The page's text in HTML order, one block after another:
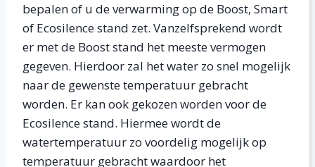
bepalen of u de verwarming op de Boost, Smart
of Ecosilence stand zet. Vanzelfsprekend wordt
er met de Boost stand het meeste vermogen
gegeven. Hierdoor zal het water zo snel mogelijk
naar de gewenste temperatuur gebracht
worden. Er kan ook gekozen worden voor de
Ecosilence stand. Hiermee wordt de
watertemperatuur zo voordelig mogelijk op
temperatuur gebracht waardoor het